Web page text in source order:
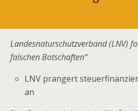
Landesnaturschutzverband (LNV)
falschen Botschaften“
LNV prangert
an